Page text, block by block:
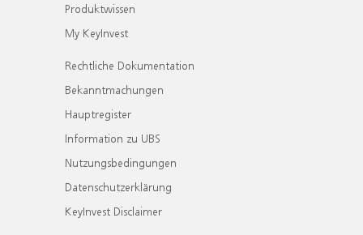
Produktwissen
My KeyInvest
Rechtliche Dokumentation
Bekanntmachungen
Hauptregister
Information zu UBS
Nutzungsbedingungen
Datenschutzerklärung
KeyInvest Disclaimer